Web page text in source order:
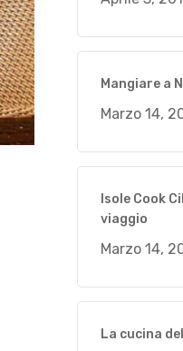
Mangiare a
Marzo 14,
Isole Cook
viaggio
Marzo 14,
La cucina